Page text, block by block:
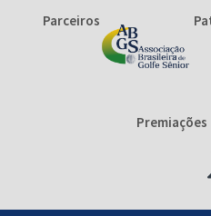
Parceiros
Premiações